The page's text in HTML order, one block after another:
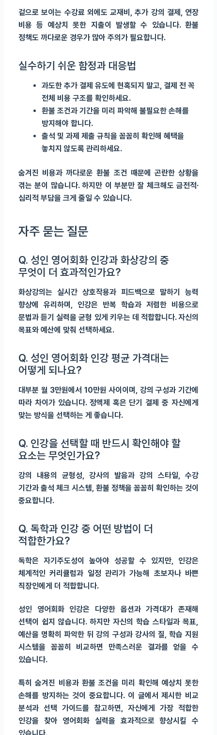
겉으로 보이는 수강료 외에도 교재비, 추가 강의 결제, 연장
비용 등 예상치 못한 지출이 발생할 수 있습니다. 환불
정책도 까다로운 경우가 많아 주의가 필요합니다.
실수하기 쉬운 함정과 대응법
과도한 추가 결제 유도에 현혹되지 말고, 결제 전 꼭
전체 비용 구조를 확인하세요.
환불 조건과 기간을 미리 파악해 불필요한 손해를
방지해야 합니다.
출석 및 과제 제출 규칙을 꼼꼼히 확인해 혜택을
놓치지 않도록 관리하세요.
숨겨진 비용과 까다로운 환불 조건 때문에 곤란한 상황을
겪는 분이 많습니다. 하지만 이 부분만 잘 체크해도 금전적·
심리적 부담을 크게 줄일 수 있습니다.
자주 묻는 질문
Q. 성인 영어회화 인강과 화상강의 중
무엇이 더 효과적인가요?
화상강의는 실시간 상호작용과 피드백으로 말하기 능력
향상에 유리하며, 인강은 반복 학습과 저렴한 비용으로
문법과 듣기 실력을 균형 있게 키우는 데 적합합니다. 자신의
목표와 예산에 맞춰 선택하세요.
Q. 성인 영어회화 인강 평균 가격대는
어떻게 되나요?
대부분 월 3만원에서 10만원 사이이며, 강의 구성과 기간에
따라 차이가 있습니다. 정액제 혹은 단기 결제 중 자신에게
맞는 방식을 선택하는 게 좋습니다.
Q. 인강을 선택할 때 반드시 확인해야 할
요소는 무엇인가요?
강의 내용의 균형성, 강사의 발음과 강의 스타일, 수강
기간과 출석 체크 시스템, 환불 정책을 꼼꼼히 확인하는 것이
중요합니다.
Q. 독학과 인강 중 어떤 방법이 더
적합한가요?
독학은 자기주도성이 높아야 성공할 수 있지만, 인강은
체계적인 커리큘럼과 일정 관리가 가능해 초보자나 바쁜
직장인에게 더 적합합니다.
성인 영어회화 인강은 다양한 옵션과 가격대가 존재해
선택이 쉽지 않습니다. 하지만 자신의 학습 스타일과 목표,
예산을 명확히 파악한 뒤 강의 구성과 강사의 질, 학습 지원
시스템을 꼼꼼히 비교하면 만족스러운 결과를 얻을 수
있습니다.
특히 숨겨진 비용과 환불 조건을 미리 확인해 예상치 못한
손해를 방지하는 것이 중요합니다. 이 글에서 제시한 비교
분석과 선택 가이드를 참고하면, 자신에게 가장 적합한
인강을 찾아 영어회화 실력을 효과적으로 향상시킬 수